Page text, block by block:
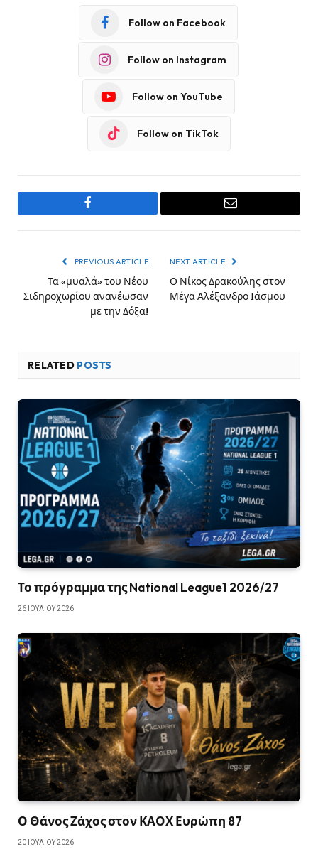
Follow on Facebook
Follow on Instagram
Follow on YouTube
Follow on TikTok
Facebook Email
PREVIOUS ARTICLE
Τα «μυαλά» του Νέου
Σιδηροχωρίου ανανέωσαν
με την Δόξα!
NEXT ARTICLE
Ο Νίκος Δρακούλης στον
Μέγα Αλέξανδρο Ιάσμου
RELATED POSTS
Το πρόγραμμα της National League1 2026/27
26 ΙΟΥΛΊΟΥ 2026
Ο Θάνος Ζάχος στον ΚΑΟΧ Ευρώπη 87
20 ΙΟΥΛΊΟΥ 2026